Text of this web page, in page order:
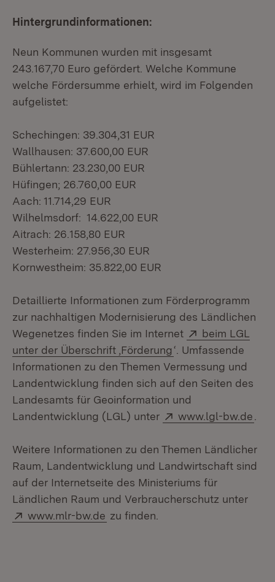
Hintergrundinformationen:
Neun Kommunen wurden mit insgesamt
243.167,70 Euro gefördert. Welche Kommune
welche Fördersumme erhielt, wird im Folgenden
aufgelistet:
Schechingen: 39.304,31 EUR
Wallhausen: 37.600,00 EUR
Bühlertann: 23.230,00 EUR
Hüfingen; 26.760,00 EUR
Aach: 11.714,29 EUR
Wilhelmsdorf: 14.622,00 EUR
Aitrach: 26.158,80 EUR
Westerheim: 27.956,30 EUR
Kornwestheim: 35.822,00 EUR
Detaillierte Informationen zum Förderprogramm
zur nachhaltigen Modernisierung des Ländlichen
Wegenetzes finden Sie im Internet
Extern:
beim LGL
unter der Überschrift ‚Förderung(Öffnet in neuem
‘. Umfassende
Informationen zu den Themen Vermessung und
Landentwicklung finden sich auf den Seiten des
Landesamts für Geoinformation und
Landentwicklung (LGL) unter
Extern:
www.lgl-bw.de
Weitere Informationen zu den Themen Ländlicher
Raum, Landentwicklung und Landwirtschaft sind
auf der Internetseite des Ministeriums für
Ländlichen Raum und Verbraucherschutz unter
Extern:
www.mlr-bw.de (Öffnet in neuem Fenster)
zu finden.